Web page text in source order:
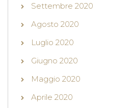
Settembre 2020
Agosto 2020
Luglio 2020
Giugno 2020
Maggio 2020
Aprile 2020